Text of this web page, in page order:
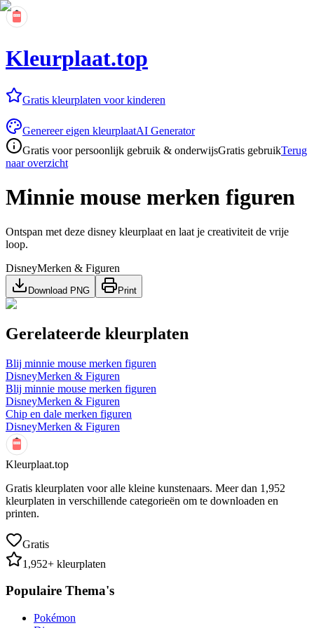
Kleurplaat.top
Gratis kleurplaten voor kinderen
Genereer eigen kleurplaatAI Generator
Gratis voor persoonlijk gebruik & onderwijsGratis gebruikTerug
naar overzicht
Minnie mouse merken figuren
Ontspan met deze disney kleurplaat en laat je creativiteit de vrije
loop.
DisneyMerken & Figuren
Download PNG Print
Gerelateerde kleurplaten
Blij minnie mouse merken figuren
DisneyMerken & Figuren
Blij minnie mouse merken figuren
DisneyMerken & Figuren
Chip en dale merken figuren
DisneyMerken & Figuren
Kleurplaat.top
Gratis kleurplaten voor alle kleine kunstenaars. Meer dan 1,952
kleurplaten in verschillende categorieën om te downloaden en
printen.
Gratis
1,952+ kleurplaten
Populaire Thema's
Pokémon